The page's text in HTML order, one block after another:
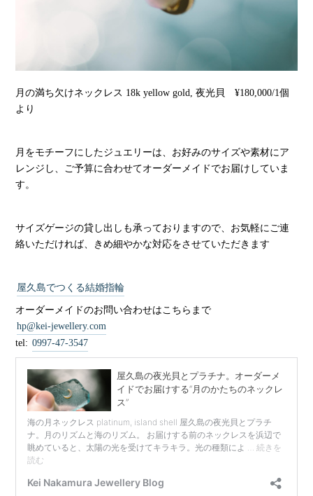
月の満ち欠けネックレス 18k yellow gold, 夜光貝 ¥180,000/1個
より
月をモチーフにしたジュエリーは、お好みのサイズや素材にア
レンジし、ご予算に合わせてオーダーメイドでお届けしていま
す。
サイズゲージの貸し出しも承っておりますので、お気軽にご連
絡いただければ、きめ細やかな対応をさせていただきます
屋久島でつくる結婚指輪
オーダーメイドのお問い合わせはこちらまで
hp@kei-jewellery.com
tel: 0997-47-3547